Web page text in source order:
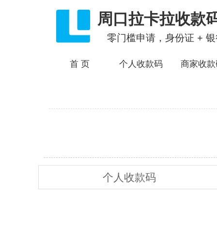
周口拉卡拉收款
零门槛申请，身份证 + 银
首 页 个人收款码 商家收款
个人收款码